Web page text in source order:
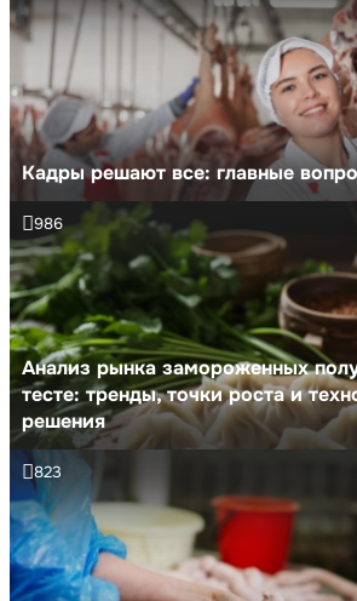
Кадры решают все: главные
Анализ рынка замороженных
тесте: тренды, точки роста и
решения
986
823